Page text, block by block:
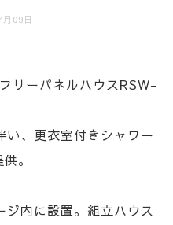
09日
リーパネルハウスRSW-
い、更衣室付きシャワー
。
内に設置。組立ハウス